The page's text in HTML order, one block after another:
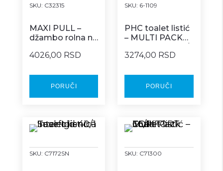
SKU: C32315
MAXI PULL –
džambo rolna na
izvlačenje 6/1
4026,00 RSD
PORUČI
SKU: 6-1109
PHC toalet listić
– MULTI PACK
3274,00 RSD
PORUČI
SKU: C7172SN SKU: C71300